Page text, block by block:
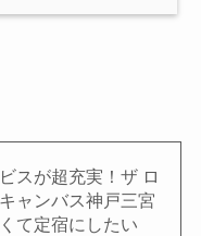
スが超充実！ザ ロ
ャンバス神戸三宮
て定宿にしたい